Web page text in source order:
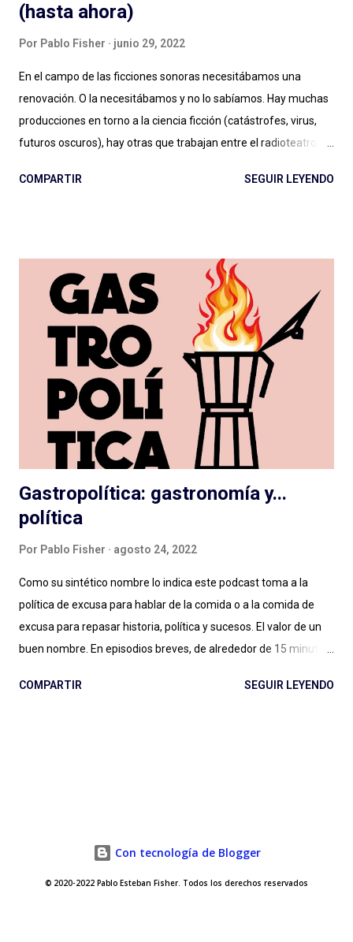
(hasta ahora)
Por Pablo Fisher junio 29, 2022
En el campo de las ficciones sonoras necesitábamos una
renovación. O la necesitábamos y no lo sabíamos. Hay muchas
producciones en torno a la ciencia ficción (catástrofes, virus,
futuros oscuros), hay otras que trabajan entre el radioteatro, el
una por una, se puede decir sencillamente que hay dos grandes
dirección de actuaciones e interpretaciones a la altura de
tamaña producción; y las que, con presupuesto o no, deben
cortar lazos aún con el vetusto radioteatro, nos entregan
actuaciones exageradas, guiones flojos y se escuchan desde el
vamos sin dirección clara: como resultado cuesta escucharlas y
pensamos que la ficción no es para nosotrxs ... Algún día
deberemos sentarnos a hablar seriamente del rol de dirección
en el podcast , que vale para cualquier g...
COMPARTIR SEGUIR LEYENDO
Gastropolítica: gastronomía y...
política
Por Pablo Fisher agosto 24, 2022
Como su sintético nombre lo indica este podcast toma a la
política de excusa para hablar de la comida o a la comida de
excusa para repasar historia, política y sucesos. El valor de un
buen nombre. En episodios breves, de alrededor de 15 minutos,
Historia, con música amena y audios de archivo al paso para
contra la vida de Fidel Castro y el fanatismo por el helado del
COMPARTIR SEGUIR LEYENDO
Con tecnología de Blogger
© 2020-2022 Pablo Esteban Fisher. Todos los derechos reservados